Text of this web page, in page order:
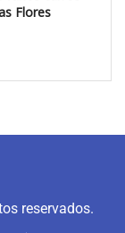
Flores
reservados.